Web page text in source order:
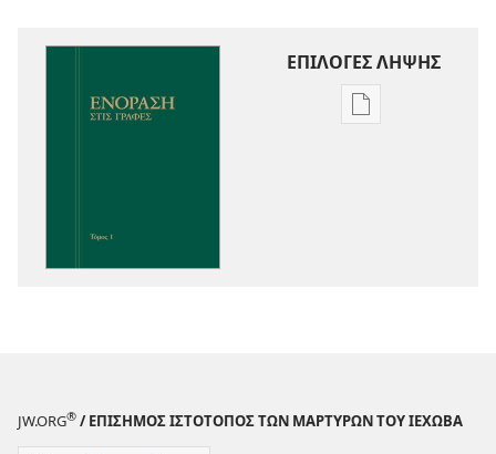
ΕΠΙΛΟΓΕΣ ΛΗΨΗΣ
Επιλογές
JW.ORG® / ΕΠΙΣΗΜΟΣ ΙΣΤΟΤΟΠΟΣ ΤΩΝ ΜΑΡΤΥΡΩΝ ΤΟΥ ΙΕΧΩΒΑ